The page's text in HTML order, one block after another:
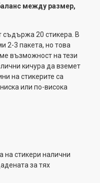
между размер,
съдържа 20 стикера. В
2-3 пакета, но това
възможност на тези
кичура да вземет
на стикерите са
или по-висока
на стикери налични
за тях